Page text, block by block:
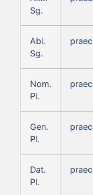
Sg.
Abl.
Sg.
Nom.
Pl.
Gen.
Pl.
Dat.
Pl.